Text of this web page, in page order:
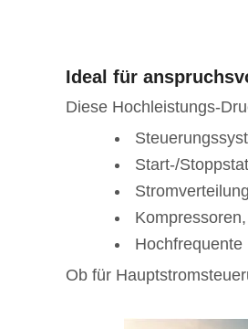
Ideal für
Diese Hochleistungs-
Start-/
Ob für